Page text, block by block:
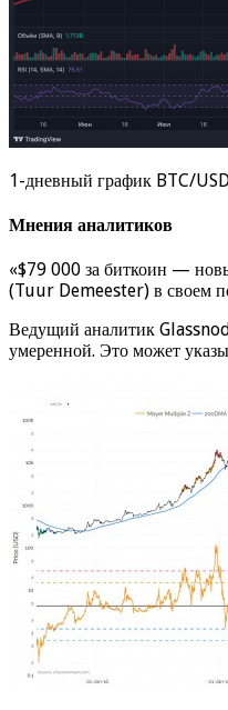
1-дневный график BTC/
Мнения аналитиков
«$79 000 за биткоин —
(Tuur Demeester) в своем
Ведущий аналитик
умеренной. Это может